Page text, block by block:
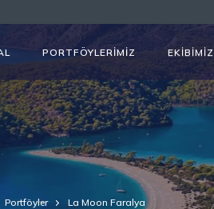
PORTFÖYLERİMİZ EKİBİMİZ
Portföyler La Moon Faralya